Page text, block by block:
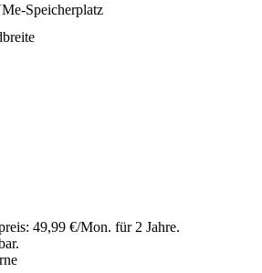
Speicherplatz
49,99 €/Mon. für 2 Jahre.